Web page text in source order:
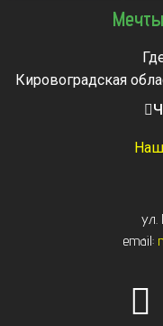
Кировоградская
Знаменка,
Звенигородка,
Монастырище,
Черкассы,ул.
email: